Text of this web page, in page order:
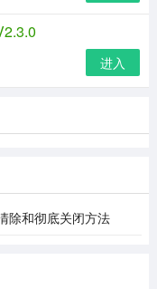
进入
除和彻底关闭方法